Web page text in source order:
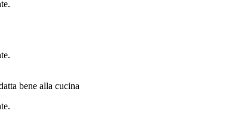
bene alla cucina